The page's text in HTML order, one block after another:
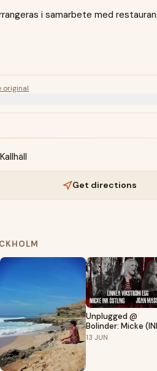
i samarbete med
original
Get directions
Unplugged @
Bolinder: Micke
Linnéa & Joan
13 JUN